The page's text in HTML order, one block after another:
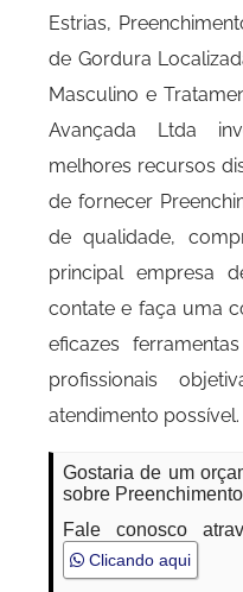
Estrias,
de Gordura
Masculino e
Avançada Ltda
melhores recursos
de fornecer
de qualidade,
principal empresa
contate e faça uma
eficazes
profissionais
atendimento possível.
Gostaria de um
sobre
Fale conosco
Clicando aqui